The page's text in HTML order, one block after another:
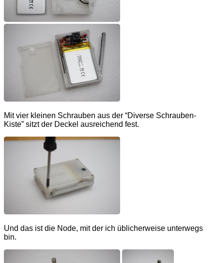
Mit vier kleinen Schrauben aus der “Diverse Schrauben-
Kiste” sitzt der Deckel ausreichend fest.
Und das ist die Node, mit der ich üblicherweise unterwegs
bin.